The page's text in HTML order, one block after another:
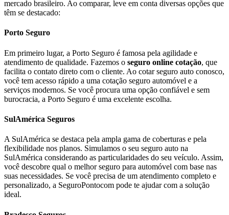
mercado brasileiro. Ao comparar, leve em conta diversas opções que
têm se destacado:
Porto Seguro
Em primeiro lugar, a Porto Seguro é famosa pela agilidade e
atendimento de qualidade. Fazemos o seguro online cotação, que
facilita o contato direto com o cliente. Ao cotar seguro auto conosco,
você tem acesso rápido a uma cotação seguro automóvel e a
serviços modernos. Se você procura uma opção confiável e sem
burocracia, a Porto Seguro é uma excelente escolha.
SulAmérica Seguros
A SulAmérica se destaca pela ampla gama de coberturas e pela
flexibilidade nos planos. Simulamos o seu seguro auto na
SulAmérica considerando as particularidades do seu veículo. Assim,
você descobre qual o melhor seguro para automóvel com base nas
suas necessidades. Se você precisa de um atendimento completo e
personalizado, a SeguroPontocom pode te ajudar com a solução
ideal.